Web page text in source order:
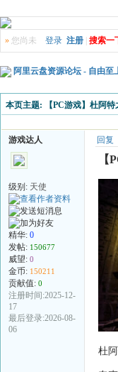
» 您尚未 登录 注册 搜索一
阿里云盘资源论坛 - 自由至
本页主题: 【PC游戏】杜阿
游戏达人
级别: 天使
精华: 0
发帖: 150677
威望: 0
金币: 150211
贡献值: 0
注册时间:2025-12-
17
最后登录:2026-08-
06
回复
【
杜